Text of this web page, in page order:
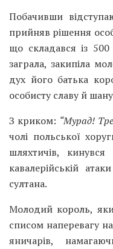
Побачивши
прийняв рішення
що складався із
заграла, закипіла
дух його батька
особисту славу й
З криком: “Мурад!
чолі польської
шляхтичів,
кавалерійській
султана.
Молодий король,
списом наперевагу
яничарів,